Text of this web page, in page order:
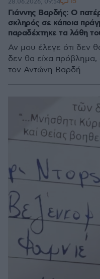
Γιάννης Βαρδής: Ο
σκληρός σε κάποια
παραδέχτηκε τα λάθη
Αν μου έλεγε ότι δεν
δεν θα είχα πρόβλημα,
τον Αντώνη Βαρδή
28.06.2026, 09:54